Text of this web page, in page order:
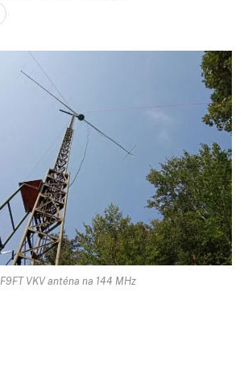
F9FT VKV anténa na 144 MHz